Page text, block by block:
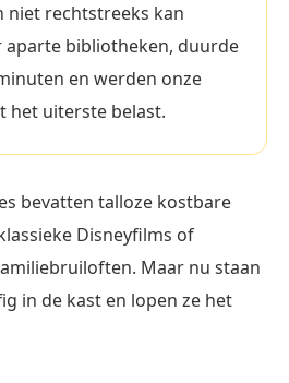
niet rechtstreeks kan
aparte bibliotheken, duurde
en werden onze
het uiterste belast.
bevatten talloze kostbare
Disneyfilms of
Maar nu staan
in de kast en lopen ze het